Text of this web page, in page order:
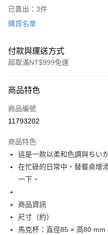
已賣出：3件
購買名單
付款與運送方式
超取滿NT$999免運
信用卡一次付款
信用卡分期付款
合作金庫商業銀行
華南商業銀行
上海商業儲蓄銀行
國泰世華商業銀行
匯豐（台灣）商業銀行
聯邦商業銀行
元大商業銀行
玉山商業銀行
超商取貨付款
LINE Pay
街口支付
商品特色
商品編號
11793202
商品特色
這是一款以柔和色調與ちい
在忙碌的日常中，替餐桌增
一下。
商品資訊
尺寸（約）
馬克杯：直徑85 × 高80 mm